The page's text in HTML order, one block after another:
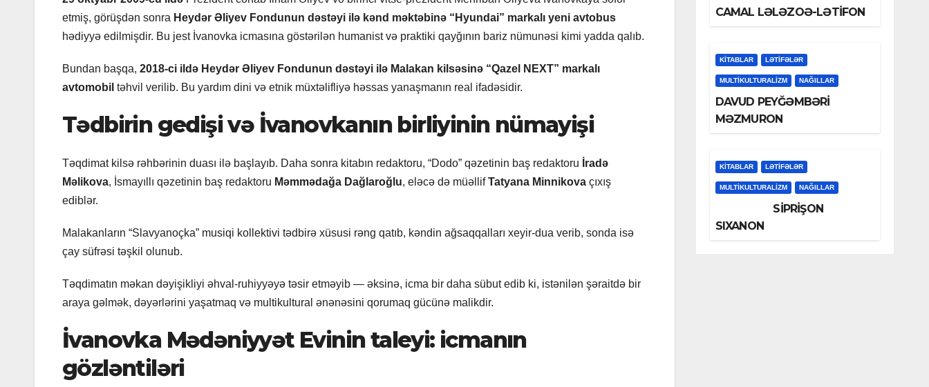
etmiş, görüşdən sonra Heydər Əliyev Fondunun dəstəyi ilə kənd məktəbinə “Hyundai” markalı yeni avtobus
hədiyyə edilmişdir. Bu jest İvanovka icmasına göstərilən humanist və praktiki qayğının bariz nümunəsi kimi yadda qalıb.
Bundan başqa, 2018-ci ildə Heydər Əliyev Fondunun dəstəyi ilə Malakan kilsəsinə “Qazel NEXT” markalı
avtomobil təhvil verilib. Bu yardım dini və etnik müxtəlifliyə həssas yanaşmanın real ifadəsidir.
Tədbirin gedişi və İvanovkanın birliyinin nümayişi
Təqdimat kilsə rəhbərinin duası ilə başlayıb. Daha sonra kitabın redaktoru, “Dodo” qəzetinin baş redaktoru İradə
Məlikova, İsmayıllı qəzetinin baş redaktoru Məmmədağa Dağlaroğlu, eləcə də müəllifTatyana Minnikova çıxış
ediblər.
Malakanların “Slavyanoçka” musiqi kollektivi tədbirə xüsusi rəng qatıb, kəndin ağsaqqalları xeyir-dua verib, sonda isə
çay süfrəsi təşkil olunub.
Təqdimatın məkan dəyişikliyi əhval-ruhiyyəyə təsir etməyib — əksinə, icma bir daha sübut edib ki, istənilən şəraitdə bir
araya gəlmək, dəyərlərini yaşatmaq və multikultural ənənəsini qorumaq gücünə malikdir.
İvanovka Mədəniyyət Evinin taleyi: icmanın
gözləntiləri
CAMAL LƏLƏZOƏ-LƏTİFON
KİTABLAR LƏTIFƏLƏR
MULTIKULTURALIZM NAĞILLAR
DAVUD PEYĞƏMBƏRİ
MƏZMURON
KİTABLAR LƏTIFƏLƏR
MULTIKULTURALIZM NAĞILLAR
SİPRİŞON
SIXANON